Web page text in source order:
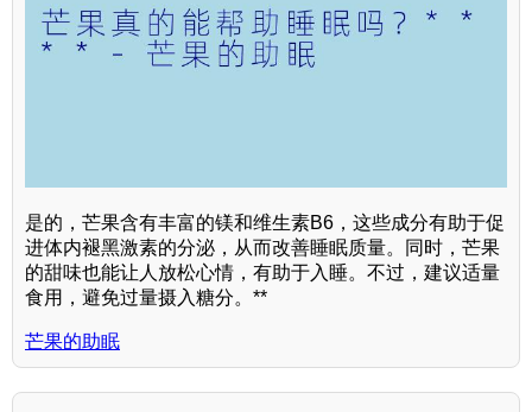
是的，芒果含有丰富的镁和维生素B6，这些成分有助于促
进体内褪黑激素的分泌，从而改善睡眠质量。同时，芒果
的甜味也能让人放松心情，有助于入睡。不过，建议适量
食用，避免过量摄入糖分。**
芒果的助眠